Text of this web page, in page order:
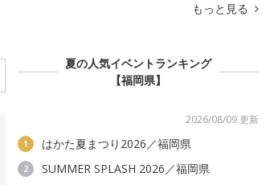
もっと見る
夏の人気イベントランキング
【福岡県】
2026/08/09 更新
1 はかた夏まつり2026／福岡県
2 SUMMER SPLASH 2026／福岡県